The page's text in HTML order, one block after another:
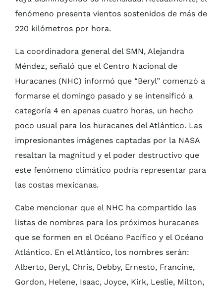
fenómeno presenta vientos sostenidos de más de
220 kilómetros por hora.
La coordinadora general del SMN, Alejandra
Méndez, señaló que el Centro Nacional de
Huracanes (NHC) informó que “Beryl” comenzó a
formarse el domingo pasado y se intensificó a
categoría 4 en apenas cuatro horas, un hecho
poco usual para los huracanes del Atlántico. Las
impresionantes imágenes captadas por la NASA
resaltan la magnitud y el poder destructivo que
este fenómeno climático podría representar para
las costas mexicanas.
Cabe mencionar que el NHC ha compartido las
listas de nombres para los próximos huracanes
que se formen en el Océano Pacífico y el Océano
Atlántico. En el Atlántico, los nombres serán:
Alberto, Beryl, Chris, Debby, Ernesto, Francine,
Gordon, Helene, Isaac, Joyce, Kirk, Leslie, Milton,